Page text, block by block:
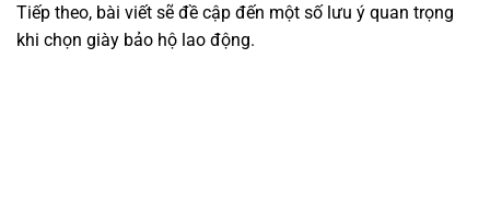
Tiếp theo, bài viết sẽ đề cập đến một số lưu ý quan trọng
khi chọn giày bảo hộ lao động.